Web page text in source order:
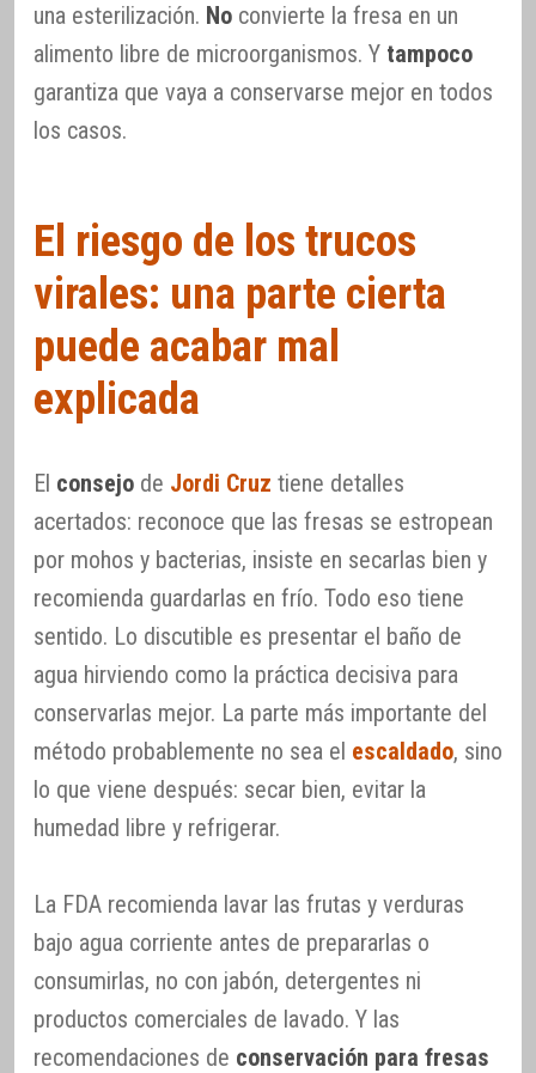
una esterilización. No convierte la fresa en un
alimento libre de microorganismos. Y tampoco
garantiza que vaya a conservarse mejor en todos
los casos.
El riesgo de los trucos
virales: una parte cierta
puede acabar mal
explicada
El consejo de Jordi Cruz tiene detalles
acertados: reconoce que las fresas se estropean
por mohos y bacterias, insiste en secarlas bien y
recomienda guardarlas en frío. Todo eso tiene
sentido. Lo discutible es presentar el baño de
agua hirviendo como la práctica decisiva para
conservarlas mejor. La parte más importante del
método probablemente no sea el escaldado, sino
lo que viene después: secar bien, evitar la
humedad libre y refrigerar.
La FDA recomienda lavar las frutas y verduras
bajo agua corriente antes de prepararlas o
consumirlas, no con jabón, detergentes ni
productos comerciales de lavado. Y las
recomendaciones de conservación para fresas